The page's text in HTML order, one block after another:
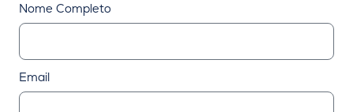
Nome Completo
Email